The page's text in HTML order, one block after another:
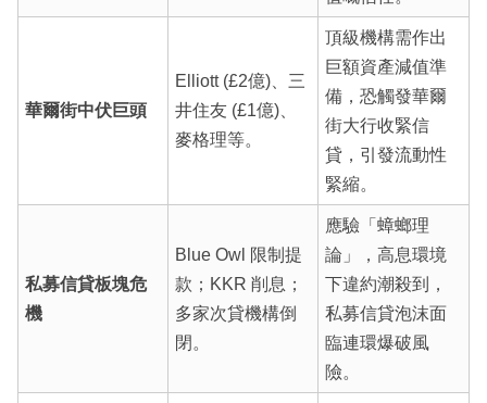
華爾街中伏巨頭
Elliott (£2億)、三
井住友 (£1億)、
麥格理等。
頂級機構需作出
巨額資產減值準
備，恐觸發華爾
街大行收緊信
貸，引發流動性
緊縮。
私募信貸板塊危
機
Blue Owl 限制提
款；KKR 削息；
多家次貸機構倒
閉。
應驗「蟑螂理
論」，高息環境
下違約潮殺到，
私募信貸泡沫面
臨連環爆破風
險。